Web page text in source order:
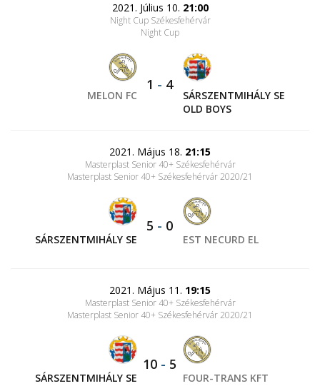
2021. Július 10. 21:00
Night Cup Székesfehérvár
Night Cup
MELON FC
1 - 4
SÁRSZENTMIHÁLY SE
OLD BOYS
2021. Május 18. 21:15
Masterplast Senior 40+ Székesfehérvár
Masterplast Senior 40+ Székesfehérvár 2020/21
SÁRSZENTMIHÁLY SE
5 - 0
EST NECURD EL
2021. Május 11. 19:15
Masterplast Senior 40+ Székesfehérvár
Masterplast Senior 40+ Székesfehérvár 2020/21
SÁRSZENTMIHÁLY SE
10 - 5
FOUR-TRANS KFT